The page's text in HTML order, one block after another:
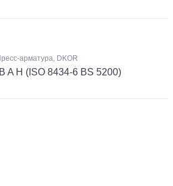
арматура, DKOR
A H (ISO 8434-6 BS 5200)